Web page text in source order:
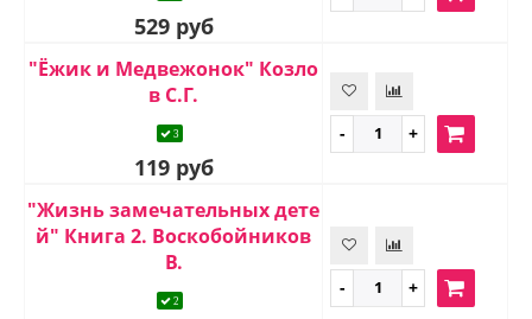
529 руб
"Ёжик и Медвежонок" Козло
в С.Г.
3
119 руб
"Жизнь замечательных дете
й" Книга 2. Воскобойников
В.
2